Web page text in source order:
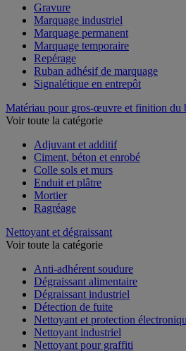
Gravure
Marquage industriel
Marquage permanent
Marquage temporaire
Repérage
Ruban adhésif de marquage
Signalétique en entrepôt
Matériau pour gros-œuvre et finition du
Voir toute la catégorie
Adjuvant et additif
Ciment, béton et enrobé
Colle sols et murs
Enduit et plâtre
Mortier
Ragréage
Nettoyant et dégraissant
Voir toute la catégorie
Anti-adhérent soudure
Dégraissant alimentaire
Dégraissant industriel
Détection de fuite
Nettoyant et protection
Nettoyant industriel
Nettoyant pour graffiti